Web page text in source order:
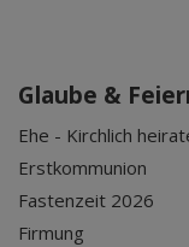
Glaube &
Ehe - Kirchlich
Erstkommunion
Fastenzeit 2026
Firmung